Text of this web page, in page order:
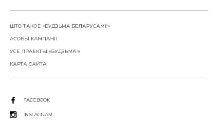
ШТО ТАКОЕ «БУДЗЬМА БЕЛАРУСАМІ!»
АСОБЫ КАМПАНІІ
УСЕ ПРАЕКТЫ «БУДЗЬМА!»
КАРТА САЙТА
FACEBOOK
INSTAGRAM